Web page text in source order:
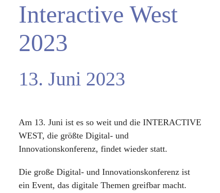
Interactive West
2023
13. Juni 2023
Am 13. Juni ist es so weit und die INTERACTIVE
WEST, die größte Digital- und
Innovationskonferenz, findet wieder statt.
Die große Digital- und Innovationskonferenz ist
ein Event, das digitale Themen greifbar macht.